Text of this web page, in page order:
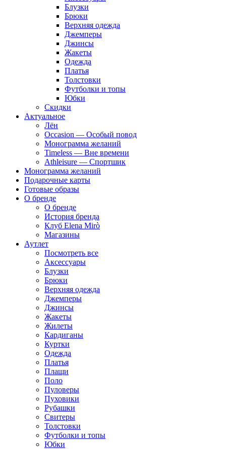
Блузки
Брюки
Верхняя одежда
Джемперы
Джинсы
Жакеты
Одежда
Платья
Толстовки
Футболки и топы
Юбки
Скидки
Актуальное
Лён
Occasion — Особый повод
Монограмма желаний
Timeless — Вне времени
Athleisure — Спортшик
Монограмма желаний
Подарочные карты
Готовые образы
О бренде
О бренде
История бренда
Клуб Elena Mirò
Магазины
Аутлет
Посмотреть все
Аксессуары
Блузки
Брюки
Верхняя одежда
Джемперы
Джинсы
Жакеты
Жилеты
Кардиганы
Куртки
Одежда
Платья
Плащи
Поло
Пуловеры
Пуховики
Рубашки
Свитеры
Толстовки
Футболки и топы
Юбки